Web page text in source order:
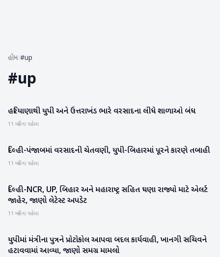
હોમ/#up
#up
રાષ્ટ્રીય
હરિયાણાથી યુપી અને ઉત્તરાખંડ ભારે વરસાદના લીધે શાળાઓ બંધ
11 મહિના પહેલા
રાષ્ટ્રીય
દિલ્હી-પંજાબમાં વરસાદની ચેતવણી, યુપી-બિહારમાં પૂરને કારણે તબાહી
11 મહિના પહેલા
રાષ્ટ્રીય
દિલ્હી-NCR, UP, બિહાર અને મહારાષ્ટ્ર સહિત ઘણા રાજ્યો માટે એલર્ટ
જાહેર, જાણો લેટેસ્ટ અપડેટ
11 મહિના પહેલા
રાષ્ટ્રીય
યુપીમાં મંત્રીના પુત્રને પ્રોટોકોલ આપવા બદલ કાર્યવાહી, ખાનગી સચિવને
હટાવવામાં આવ્યા, જાણો સમગ્ર મામલો